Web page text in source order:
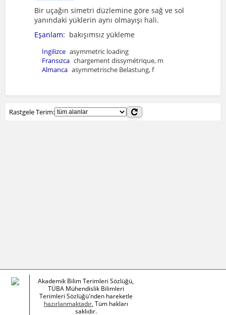
Bir uçağın simetri düzlemine göre sağ ve sol
yanındaki yüklerin aynı olmayışı hali.
Eşanlam: bakışımsız yükleme
İngilizce asymmetric loading
Fransızca chargement dissymétrique, m
Almanca asymmetrische Belastung, f
Rastgele Terim:
Akademik Bilim Terimleri Sözlüğü,
TÜBA Mühendislik Bilimleri
Terimleri Sözlüğü'nden hareketle
hazırlanmaktadır.Tüm hakları
saklıdır.